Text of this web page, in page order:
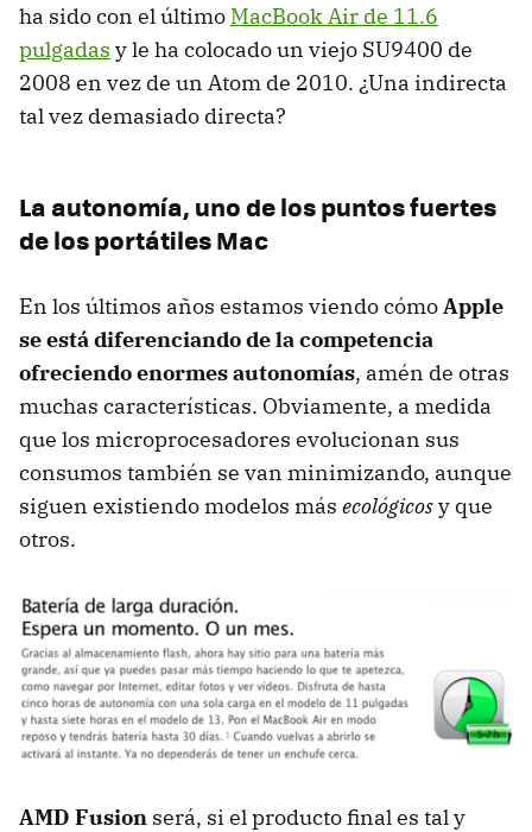
ha sido con el último MacBook Air de 11.6
pulgadas y le ha colocado un viejo SU9400 de
2008 en vez de un Atom de 2010. ¿Una indirecta
tal vez demasiado directa?
La autonomía, uno de los puntos fuertes
de los portátiles Mac
En los últimos años estamos viendo cómo Apple
se está diferenciando de la competencia
ofreciendo enormes autonomías, amén de otras
muchas características. Obviamente, a medida
que los microprocesadores evolucionan sus
consumos también se van minimizando, aunque
siguen existiendo modelos más ecológicosy que
otros.
AMD Fusion será, si el producto final es tal y